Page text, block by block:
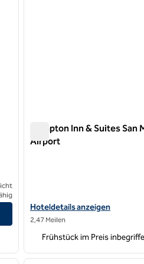
Hampton Inn & Suites
Airport
Hoteldetails zum Flughafen
Hoteldetails anzeigen
2,47 Meilen
Frühstück im Preis